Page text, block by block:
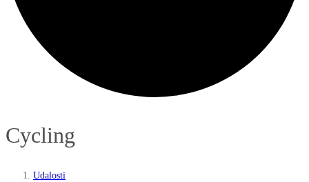
Cycling
Udalosti